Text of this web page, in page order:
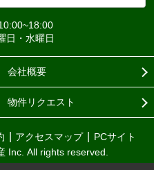
日・水曜日
会社概要
物件リクエスト
アクセスマップ
PCサイト
Inc. All rights reserved.